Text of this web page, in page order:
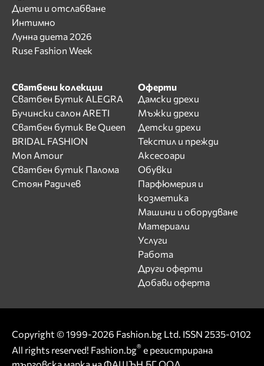
Диети и отслабване
Интимно
Лунна диета 2026
Ruse Fashion Week
Сватбени колекции
Сватбен Бутик ALEGRA
Бучински салон ARETI
Сватбен бутик Be Queen
BRIDAL FASHION
Mon Amour
Сватбен бутик Палома
Стоян Радичев
Оферти
Дамски дрехи
Мъжки дрехи
Детски дрехи
Текстил и прежди
Аксесоари
Обувки
Парфюмерия и
козметика
Машини и оборудване
Материали
Услуги
Работа
Други оферти
Добави оферта
Copyright © 1999-2026 Fashion.bg Ltd. ISSN 2535-0102
All rights reserved! Fashion.bg® е регистрирана